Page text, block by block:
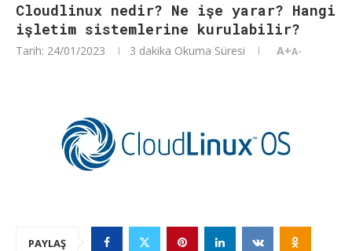
Cloudlinux nedir? Ne işe yarar? Hangi
işletim sistemlerine kurulabilir?
Tarih: 24/01/2023 3 dakika Okuma Süresi A+A-
PAYLAŞ